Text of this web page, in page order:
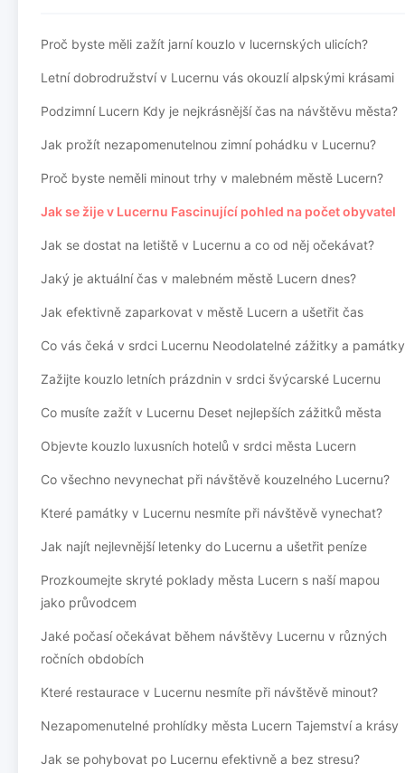
Proč byste měli zažít jarní kouzlo v lucernských ulicích?
Letní dobrodružství v Lucernu vás okouzlí alpskými krásami
Podzimní Lucern Kdy je nejkrásnější čas na návštěvu města?
Jak prožít nezapomenutelnou zimní pohádku v Lucernu?
Proč byste neměli minout trhy v malebném městě Lucern?
Jak se žije v Lucernu Fascinující pohled na počet obyvatel
Jak se dostat na letiště v Lucernu a co od něj očekávat?
Jaký je aktuální čas v malebném městě Lucern dnes?
Jak efektivně zaparkovat v městě Lucern a ušetřit čas
Co vás čeká v srdci Lucernu Neodolatelné zážitky a památky
Zažijte kouzlo letních prázdnin v srdci švýcarské Lucernu
Co musíte zažít v Lucernu Deset nejlepších zážitků města
Objevte kouzlo luxusních hotelů v srdci města Lucern
Co všechno nevynechat při návštěvě kouzelného Lucernu?
Které památky v Lucernu nesmíte při návštěvě vynechat?
Jak najít nejlevnější letenky do Lucernu a ušetřit peníze
Prozkoumejte skryté poklady města Lucern s naší mapou
jako průvodcem
Jaké počasí očekávat během návštěvy Lucernu v různých
ročních obdobích
Které restaurace v Lucernu nesmíte při návštěvě minout?
Nezapomenutelné prohlídky města Lucern Tajemství a krásy
Jak se pohybovat po Lucernu efektivně a bez stresu?